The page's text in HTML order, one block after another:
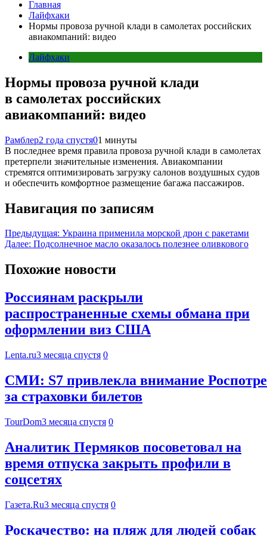
Главная
Лайфхаки
Нормы провоза ручной клади в самолетах российских
авиакомпаний: видео
Лайфхаки
Нормы провоза ручной клади
в самолетах российских
авиакомпаний: видео
Рамблер2 года спустя01 минуты
В последнее время правила провоза ручной клади в самолетах
претерпели значительные изменения. Авиакомпании
стремятся оптимизировать загрузку салонов воздушных судов
и обеспечить комфортное размещение багажа пассажиров.
Навигация по записям
Предыдущая: Украина применила морской дрон с ракетами
Далее: Подсолнечное масло оказалось полезнее оливкового
Похожие новости
Россиянам раскрыли
распространенные схемы обмана при
оформлении виз США
Lenta.ru3 месяца спустя 0
СМИ: S7 привлекла внимание
за страховки билетов
TourDom3 месяца спустя 0
Аналитик Пермяков посоветовал на
время отпуска закрыть профили в
соцсетях
Газета.Ru3 месяца спустя 0
Роскачество: на пляж для людей собак